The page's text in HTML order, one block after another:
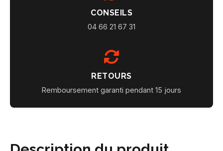
CONSEILS
04 66 21 67 31
RETOURS
Remboursement garanti pendant 15 jours